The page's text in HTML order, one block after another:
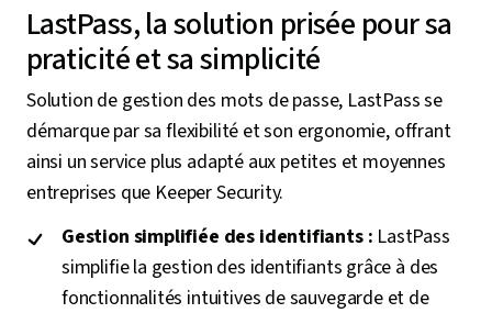
LastPass, la solution prisée pour sa
praticité et sa simplicité
Solution de gestion des mots de passe, LastPass se
démarque par sa flexibilité et son ergonomie, offrant
ainsi un service plus adapté aux petites et moyennes
entreprises que Keeper Security.
Gestion simplifiée des identifiants : LastPass
simplifie la gestion des identifiants grâce à des
fonctionnalités intuitives de sauvegarde et de